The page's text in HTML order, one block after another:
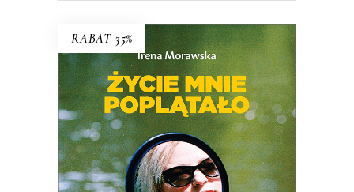
RABAT 35%
Życie mnie poplątało. Scenariusze
Irena Morawska – autorka
legendarnego reportażuJak Emilię z
Kalabrii od złej pani wykradłami
współtwórczyni (razem z mężem
Jerzym Morawskim) głośnych seriali
dokumentalnychChłopaki do wzięcia,